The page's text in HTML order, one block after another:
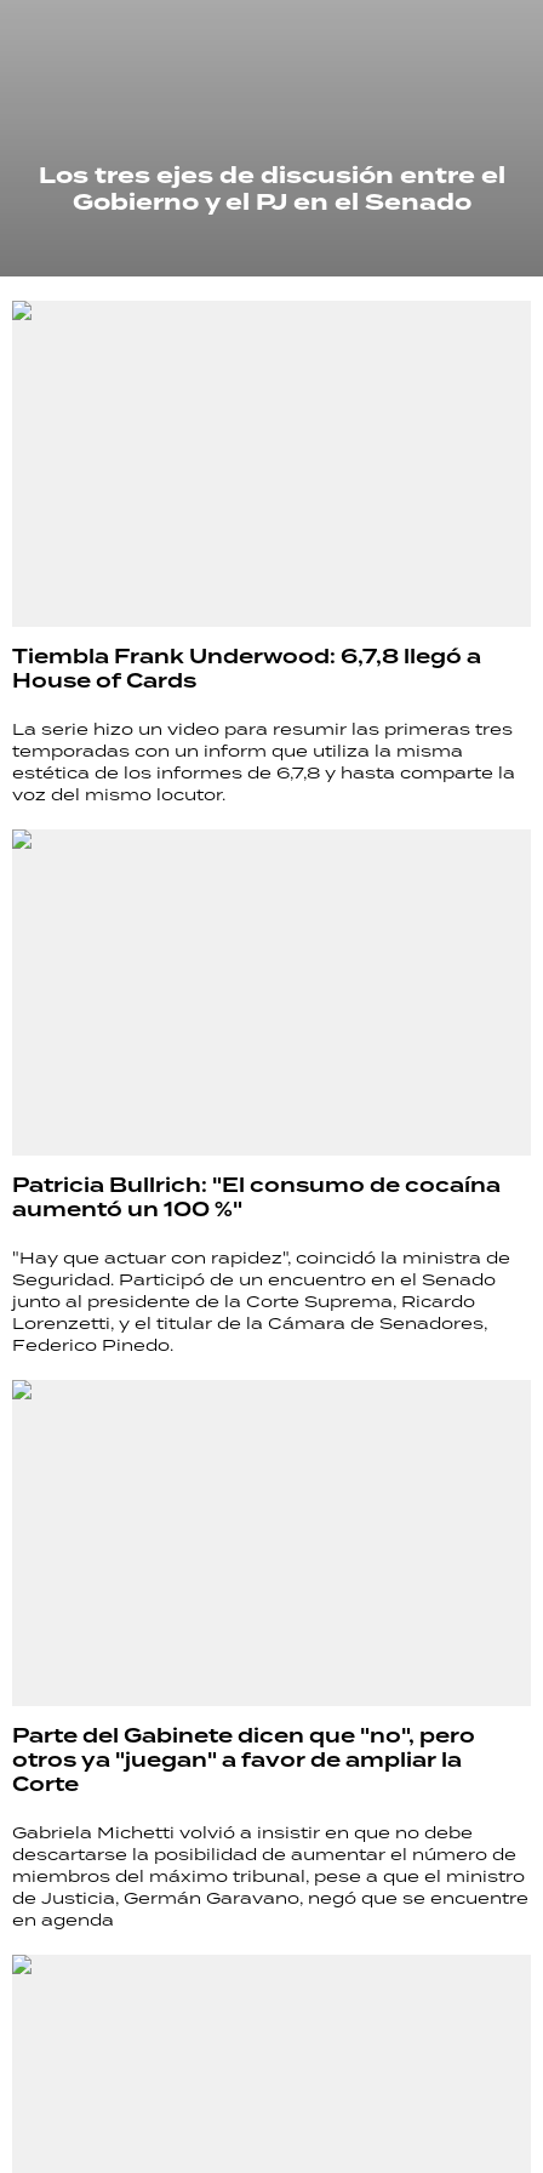
Los tres ejes de discusión entre el
Gobierno y el PJ en el Senado
Tiembla Frank Underwood: 6,7,8 llegó a
House of Cards
La serie hizo un video para resumir las primeras tres
temporadas con un inform que utiliza la misma
estética de los informes de 6,7,8 y hasta comparte la
voz del mismo locutor.
Patricia Bullrich: "El consumo de cocaína
aumentó un 100 %"
"Hay que actuar con rapidez", coincidó la ministra de
Seguridad. Participó de un encuentro en el Senado
junto al presidente de la Corte Suprema, Ricardo
Lorenzetti, y el titular de la Cámara de Senadores,
Federico Pinedo.
Parte del Gabinete dicen que "no", pero
otros ya "juegan" a favor de ampliar la
Corte
Gabriela Michetti volvió a insistir en que no debe
descartarse la posibilidad de aumentar el número de
miembros del máximo tribunal, pese a que el ministro
de Justicia, Germán Garavano, negó que se encuentre
en agenda
PALABRAS